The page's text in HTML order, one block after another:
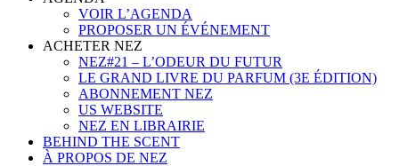
VOIR L’AGENDA
PROPOSER UN ÉVÉNEMENT
ACHETER NEZ
NEZ#21 – L’ODEUR DU FUTUR
LE GRAND LIVRE DU PARFUM (3E ÉDITION)
ABONNEMENT NEZ
US WEBSITE
NEZ EN LIBRAIRIE
BEHIND THE SCENT
À PROPOS DE NEZ